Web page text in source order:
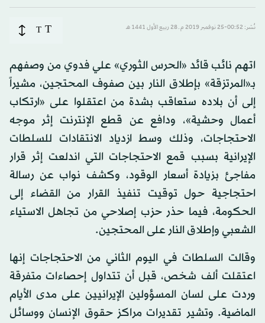
نُشر: 00:52-25 نوفمبر 2019 م ـ 28 ربيع الأول 1441 هـ T
T
اتهم نائب قائد «الحرس الثوري» علي فدوي من وصفهم
بـ«المرتزقة» بإطلاق النار بين صفوف المحتجين، مشيراً
إلى أن بلاده ستعاقب بشدة من اعتقلوا على «ارتكاب
أعمال وحشية»، ودافع عن قطع الإنترنت إثر موجه
الاحتجاجات، وذلك وسط ازدياد الانتقادات للسلطات
الإيرانية بسبب قمع الاحتجاجات التي اندلعت إثر قرار
مفاجئ بزيادة أسعار الوقود، وكشف نواب عن رسالة
احتجاجية حول توقيت تنفيذ القرار من القضاء إلى
الحكومة، فيما حذر حزب إصلاحي من تجاهل الاستياء
الشعبي وإطلاق النار على المحتجين.
وقالت السلطات في اليوم الثاني من الاحتجاجات إنها
اعتقلت ألف شخص، قبل أن تتداول إحصاءات متفرقة
وردت على لسان المسؤولين الإيرانيين على مدى الأيام
الماضية. وتشير تقديرات مراكز حقوق الإنسان ووسائل